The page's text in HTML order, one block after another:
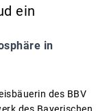
ein
in
des BBV
des Bayerischen